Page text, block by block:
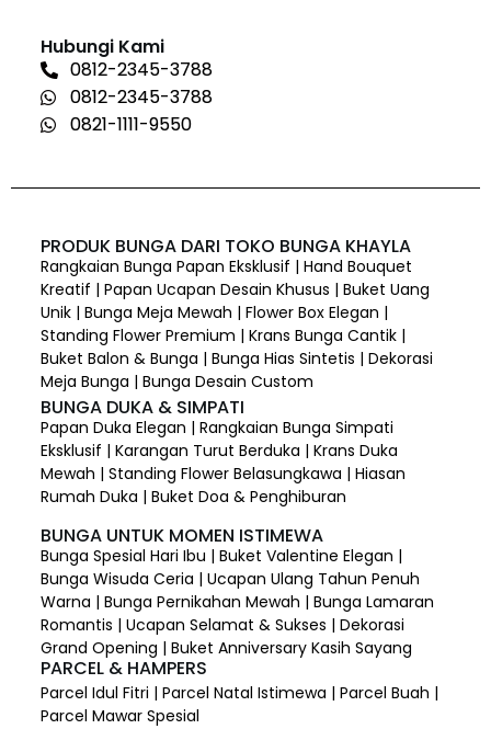
Hubungi Kami
0812-2345-3788
0812-2345-3788
0821-1111-9550
PRODUK BUNGA DARI TOKO BUNGA KHAYLA
Rangkaian Bunga Papan Eksklusif | Hand Bouquet
Kreatif | Papan Ucapan Desain Khusus | Buket Uang
Unik | Bunga Meja Mewah | Flower Box Elegan |
Standing Flower Premium | Krans Bunga Cantik |
Buket Balon & Bunga | Bunga Hias Sintetis | Dekorasi
Meja Bunga | Bunga Desain Custom
BUNGA DUKA & SIMPATI
Papan Duka Elegan | Rangkaian Bunga Simpati
Eksklusif | Karangan Turut Berduka | Krans Duka
Mewah | Standing Flower Belasungkawa | Hiasan
Rumah Duka | Buket Doa & Penghiburan
BUNGA UNTUK MOMEN ISTIMEWA
Bunga Spesial Hari Ibu | Buket Valentine Elegan |
Bunga Wisuda Ceria | Ucapan Ulang Tahun Penuh
Warna | Bunga Pernikahan Mewah | Bunga Lamaran
Romantis | Ucapan Selamat & Sukses | Dekorasi
Grand Opening | Buket Anniversary Kasih Sayang
PARCEL & HAMPERS
Parcel Idul Fitri | Parcel Natal Istimewa | Parcel Buah |
Parcel Mawar Spesial